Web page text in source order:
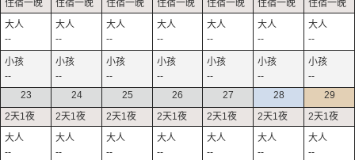
--
--
--
--
--
--
--
--
--
--
--
--
--
--
23
--
24
--
25
--
26
--
27
--
28
--
29
--